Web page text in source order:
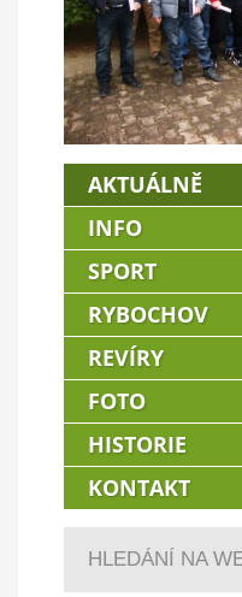
AKTUÁLNĚ
INFO
SPORT
RYBOCHOV
REVÍRY
FOTO
HISTORIE
KONTAKT
HLEDÁNÍ NA